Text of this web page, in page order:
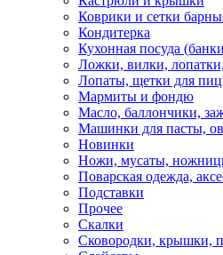
Коврики и сетки
Кондитерка
Кухонная посуда
Ложки, вилки,
Лопаты, щетки для
Мармиты и фондю
Масло, баллончики,
Машинки для пасты,
Новинки
Ножи, мусаты,
Поварская одежда,
Подставки
Прочее
Скалки
Сковородки, крышки,